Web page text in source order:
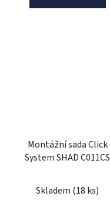
Montážní sada Click
System SHAD C011CS
Skladem (18 ks)